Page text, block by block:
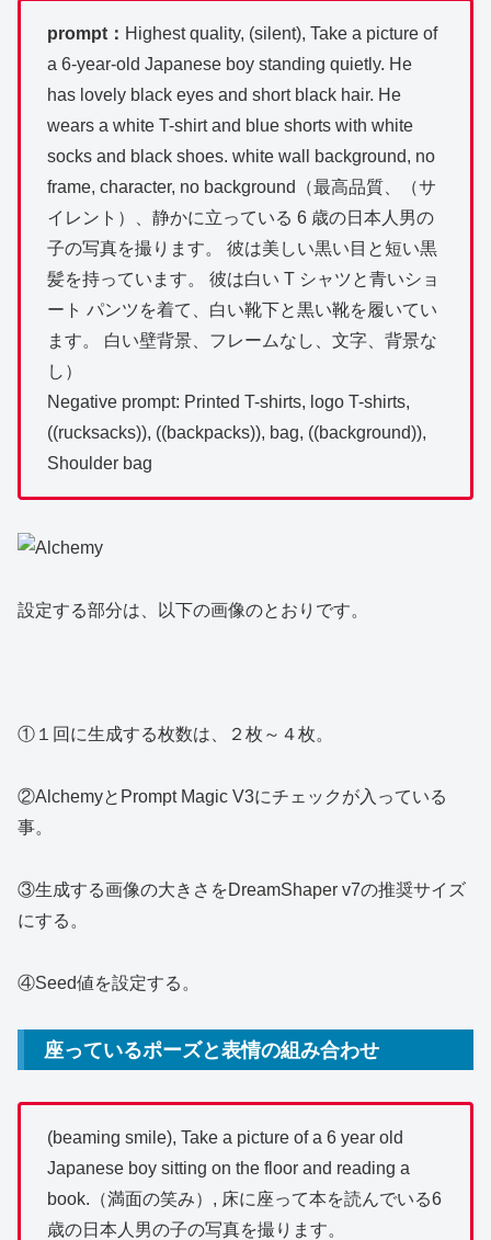
prompt： Highest quality, (silent), Take a picture of
a 6-year-old Japanese boy standing quietly. He
has lovely black eyes and short black hair. He
wears a white T-shirt and blue shorts with white
socks and black shoes. white wall background, no
frame, character, no background（最高品質、（サ
イレント）、静かに立っている 6 歳の日本人男の
子の写真を撮ります。 彼は美しい黒い目と短い黒
髪を持っています。 彼は白い T シャツと青いショ
ート パンツを着て、白い靴下と黒い靴を履いてい
ます。 白い壁背景、フレームなし、文字、背景な
し）
Negative prompt: Printed T-shirts, logo T-shirts,
((rucksacks)), ((backpacks)), bag, ((background)),
Shoulder bag
設定する部分は、以下の画像のとおりです。
①１回に生成する枚数は、２枚～４枚。
②AlchemyとPrompt Magic V3にチェックが入っている
事。
③生成する画像の大きさをDreamShaper v7の推奨サイズ
にする。
④Seed値を設定する。
座っているポーズと表情の組み合わせ
(beaming smile), Take a picture of a 6 year old
Japanese boy sitting on the floor and reading a
book.（満面の笑み）, 床に座って本を読んでいる6
歳の日本人男の子の写真を撮ります。